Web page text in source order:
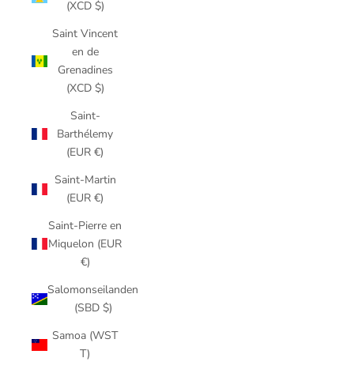
(XCD $)
Saint Vincent
en de
Grenadines
(XCD $)
Saint-
Barthélemy
(EUR €)
Saint-Martin
(EUR €)
Saint-Pierre en
Miquelon (EUR
€)
Salomonseilanden
(SBD $)
Samoa (WST
T)